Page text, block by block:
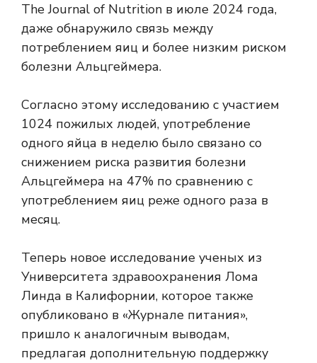
The Journal of Nutrition в июле 2024 года,
даже обнаружило связь между
потреблением яиц и более низким риском
болезни Альцгеймера.
Согласно этому исследованию с участием
1024 пожилых людей, употребление
одного яйца в неделю было связано со
снижением риска развития болезни
Альцгеймера на 47% по сравнению с
употреблением яиц реже одного раза в
месяц.
Теперь новое исследование ученых из
Университета здравоохранения Лома
Линда в Калифорнии, которое также
опубликовано в «Журнале питания»,
пришло к аналогичным выводам,
предлагая дополнительную поддержку